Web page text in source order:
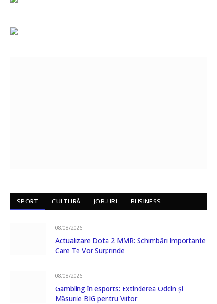
SPORT CULTURĂ JOB-URI BUSINESS
08/08/2026
Actualizare Dota 2 MMR: Schimbări Importante
Care Te Vor Surprinde
08/08/2026
Gambling în esports: Extinderea Oddin și
Măsurile BIG pentru Viitor